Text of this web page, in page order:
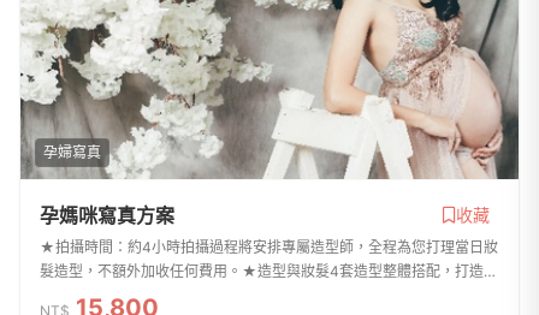
孕婦寫真
孕媽咪寫真方案 收藏
★拍攝時間：約4小時拍攝過程將安排專屬造型師，全程為您打理當日妝
髮造型，不額外加收任何費用。★造型與妝髮4套造型整體搭配，打造完
美視覺效果。★拍照禮服 *3套孕媽咪禮服*贈送便服拍攝1套（需自備）
NT$ 15,800